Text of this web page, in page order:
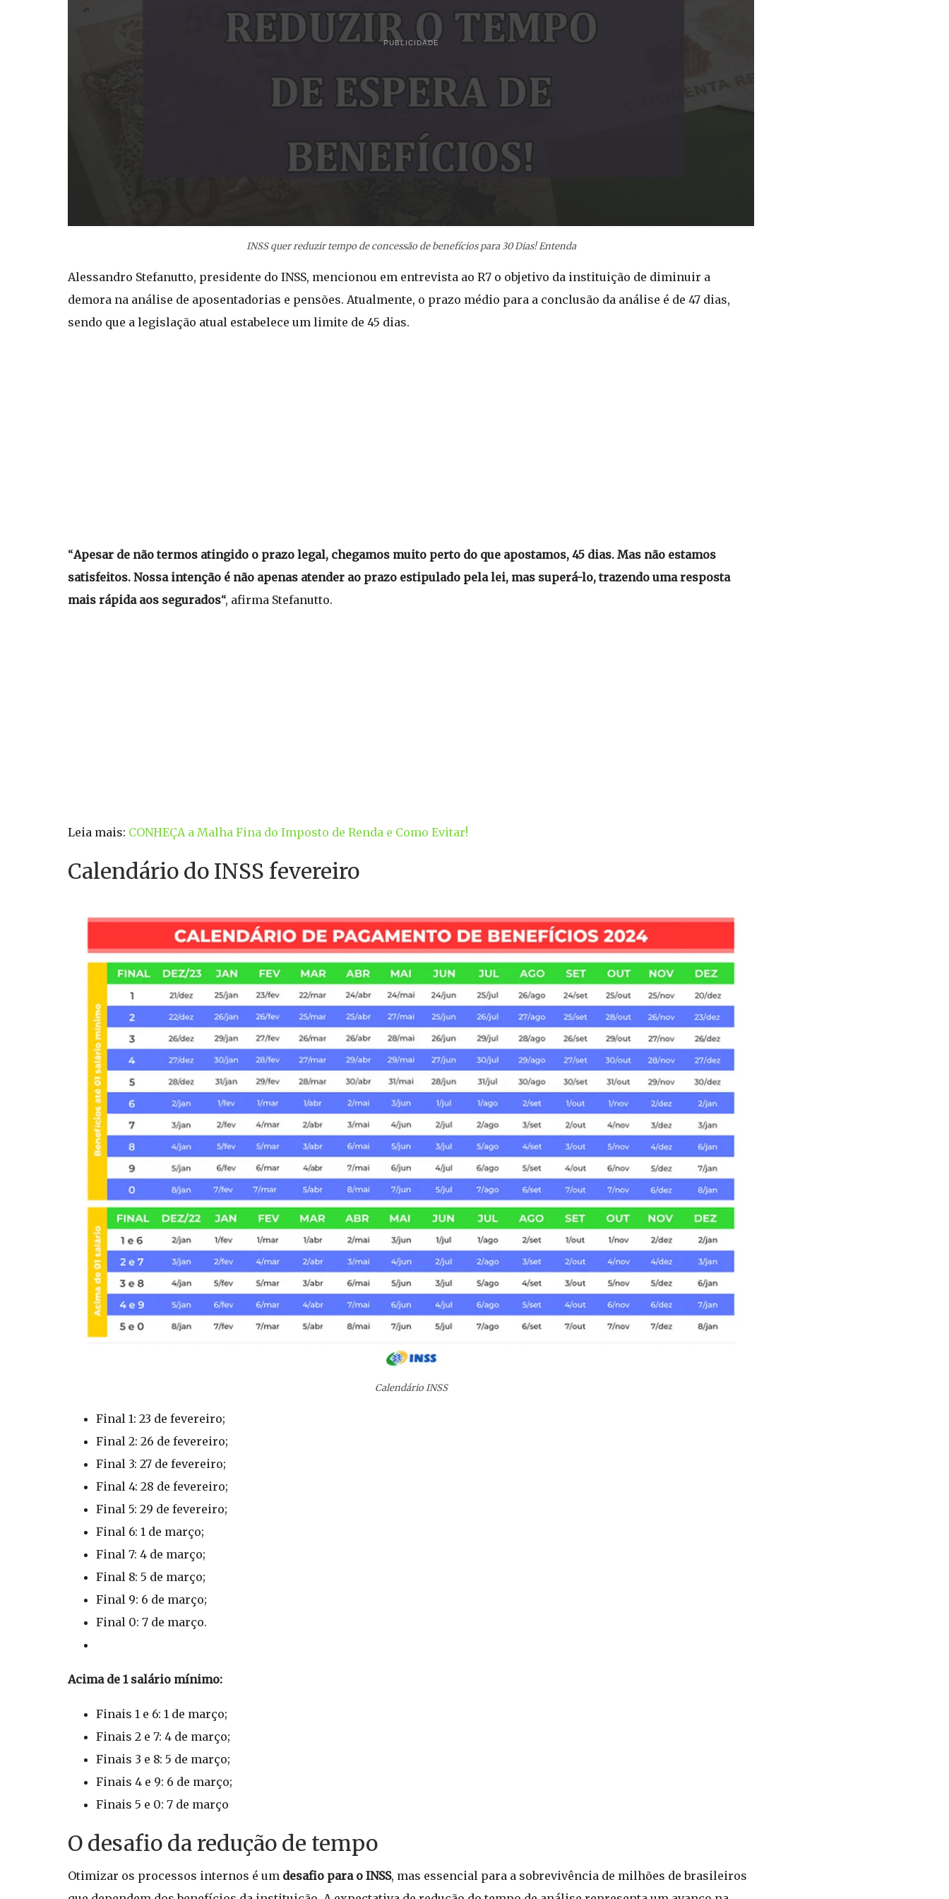
PUBLICIDADE
INSS quer reduzir tempo de concessão de benefícios para 30 Dias! Entenda
Alessandro Stefanutto, presidente do INSS, mencionou em entrevista ao R7 o objetivo da instituição de diminuir a
demora na análise de aposentadorias e pensões. Atualmente, o prazo médio para a conclusão da análise é de 47 dias,
sendo que a legislação atual estabelece um limite de 45 dias.
“Apesar de não termos atingido o prazo legal, chegamos muito perto do que apostamos, 45 dias. Mas não estamos
satisfeitos. Nossa intenção é não apenas atender ao prazo estipulado pela lei, mas superá-lo, trazendo uma resposta
mais rápida aos segurados“, afirma Stefanutto.
Leia mais: CONHEÇA a Malha Fina do Imposto de Renda e Como Evitar!
Calendário do INSS fevereiro
Calendário INSS
Final 1: 23 de fevereiro;
Final 2: 26 de fevereiro;
Final 3: 27 de fevereiro;
Final 4: 28 de fevereiro;
Final 5: 29 de fevereiro;
Final 6: 1 de março;
Final 7: 4 de março;
Final 8: 5 de março;
Final 9: 6 de março;
Final 0: 7 de março.
Acima de 1 salário mínimo:
Finais 1 e 6: 1 de março;
Finais 2 e 7: 4 de março;
Finais 3 e 8: 5 de março;
Finais 4 e 9: 6 de março;
Finais 5 e 0: 7 de março
O desafio da redução de tempo
Otimizar os processos internos é um desafio para o INSS, mas essencial para a sobrevivência de milhões de brasileiros